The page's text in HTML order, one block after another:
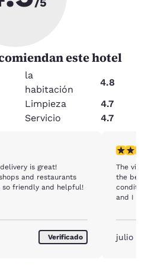
este hotel
la
habitación
4.8
Limpieza
4.7
Servicio 4.7
1 reseña
is great!
and restaurants
Staff was so friendly and helpful!
Verificado
The
the
and I
julio de